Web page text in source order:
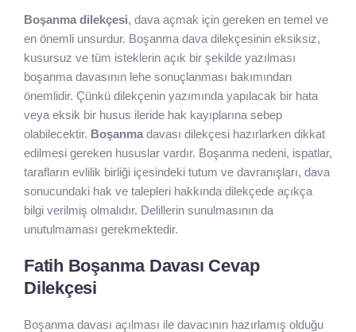
Boşanma dilekçesi, dava açmak için gereken en temel ve
en önemli unsurdur. Boşanma dava dilekçesinin eksiksiz,
kusursuz ve tüm isteklerin açık bir şekilde yazılması
boşanma davasının lehe sonuçlanması bakımından
önemlidir. Çünkü dilekçenin yazımında yapılacak bir hata
veya eksik bir husus ileride hak kayıplarına sebep
olabilecektir. Boşanma davası dilekçesi hazırlarken dikkat
edilmesi gereken hususlar vardır. Boşanma nedeni, ispatlar,
tarafların evlilik birliği içesindeki tutum ve davranışları, dava
sonucundaki hak ve talepleri hakkında dilekçede açıkça
bilgi verilmiş olmalıdır. Delillerin sunulmasının da
unutulmaması gerekmektedir.
Fatih Boşanma Davası Cevap
Dilekçesi
Boşanma davası açılması ile davacının hazırlamış olduğu